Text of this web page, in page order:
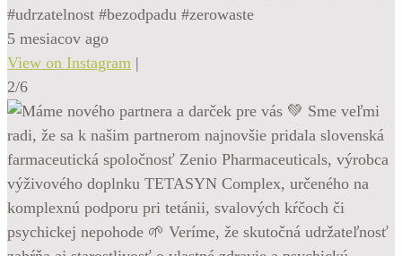
#udrzatelnost #bezodpadu #zerowaste
5 mesiacov ago
View on Instagram |
2/6